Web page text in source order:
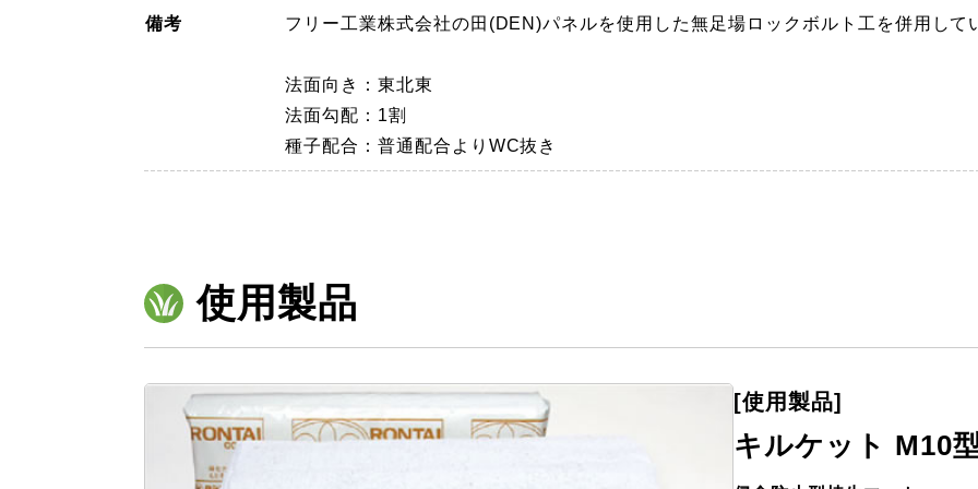
備考 フリー工業株式会社の田(DEN)パネルを使用した無足場ロックボルト工を併用して
法面向き：東北東
法面勾配：1割
種子配合：普通配合よりWC抜き
使用製品
[使用製品]
キルケット M10